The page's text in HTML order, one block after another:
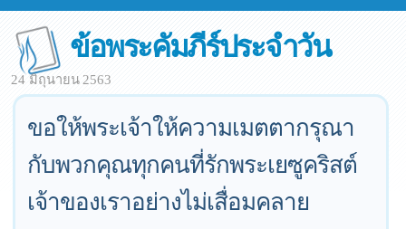
ข้อพระคัมภีร์ประจำวัน
24 มิถุนายน 2563
ขอให้พระเจ้าให้ความเมตตากรุณา
กับพวกคุณทุกคนที่รักพระเยซูคริสต์
เจ้าของเราอย่างไม่เสื่อมคลาย